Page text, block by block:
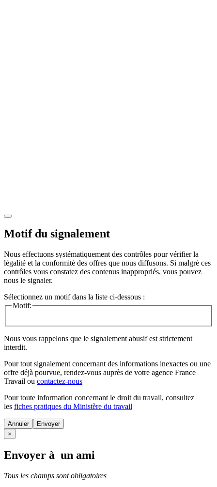
Motif du signalement
Nous effectuons systématiquement des contrôles pour vérifier la
légalité et la conformité des offres que nous diffusons. Si malgré ces
contrôles vous constatez des contenus inappropriés, vous pouvez
nous le signaler.
Sélectionnez un motif dans la liste ci-dessous :
Motif:
Nous vous rappelons que le signalement abusif est strictement
interdit.
Pour tout signalement concernant des informations inexactes ou une
offre déjà pourvue, rendez-vous auprès de votre agence France
Travail ou contactez-nous
Pour toute information concernant le droit du travail, consultez
les fiches pratiques du Ministère du travail
Annuler
×
Envoyer à un ami
Tous les champs sont obligatoires